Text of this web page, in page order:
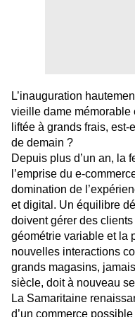
L’inauguration
vieille dame mémorable
liftée à grands frais,
de demain ?
Depuis plus d’un an, la
l’emprise du e-
domination de
et digital. Un équilibre
doivent gérer des
géométrie variable et la
nouvelles interactions
grands magasins,
siècle, doit à nouveau
La Samaritaine
d’un commerce